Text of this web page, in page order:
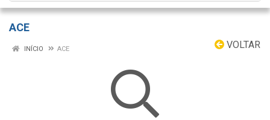
ACE
VOLTAR
INÍCIO ACE